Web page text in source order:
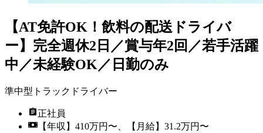
【AT免許OK！飲料の配送ドライバ
ー】完全週休2日／賞与年2回／若手活躍
中／未経験OK／日勤のみ
準中型トラックドライバー
正社員
【年収】410万円〜、【月給】31.2万円〜